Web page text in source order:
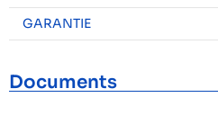
GARANTIE
Documents